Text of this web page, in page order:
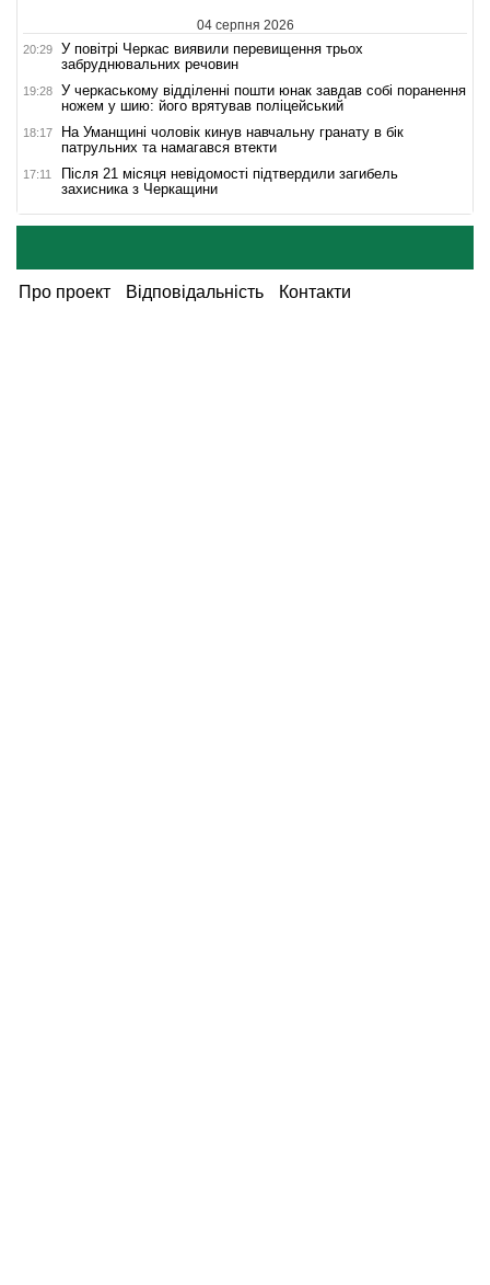
04 серпня 2026
20:29
У повітрі Черкас виявили перевищення трьох
забруднювальних речовин
19:28
У черкаському відділенні пошти юнак завдав собі поранення
ножем у шию: його врятував поліцейський
18:17
На Уманщині чоловік кинув навчальну гранату в бік
патрульних та намагався втекти
17:11
Після 21 місяця невідомості підтвердили загибель
захисника з Черкащини
Про проект Відповідальність Контакти